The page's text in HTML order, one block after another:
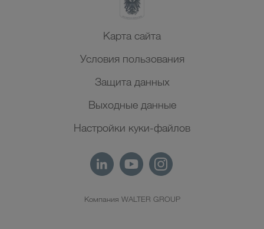
Карта сайта
Условия пользования
Защита данных
Выходные данные
Настройки куки-файлов
Компания WALTER GROUP